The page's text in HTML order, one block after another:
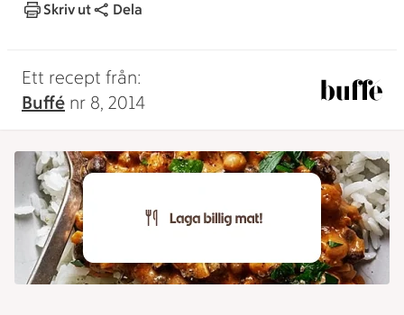
Skriv ut Dela
Ett recept från:
Buffé nr 8, 2014